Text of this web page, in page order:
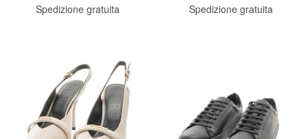
Spedizione gratuita Spedizione gratuita